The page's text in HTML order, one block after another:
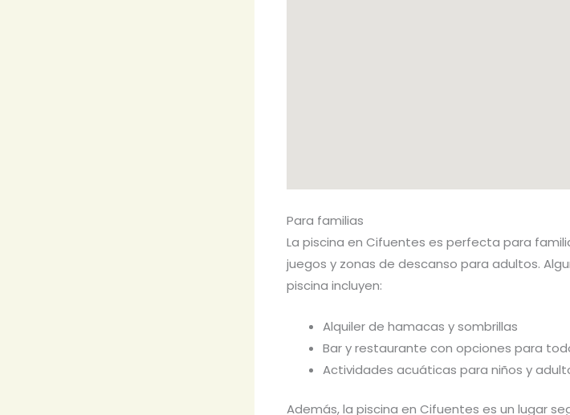
Para familias
La piscina en Cifuentes es perfecta para
juegos y zonas de descanso para adultos.
piscina incluyen:
Alquiler de hamacas y sombrillas
Bar y restaurante con opciones para
Actividades acuáticas para niños y
Además, la piscina en Cifuentes es un lugar